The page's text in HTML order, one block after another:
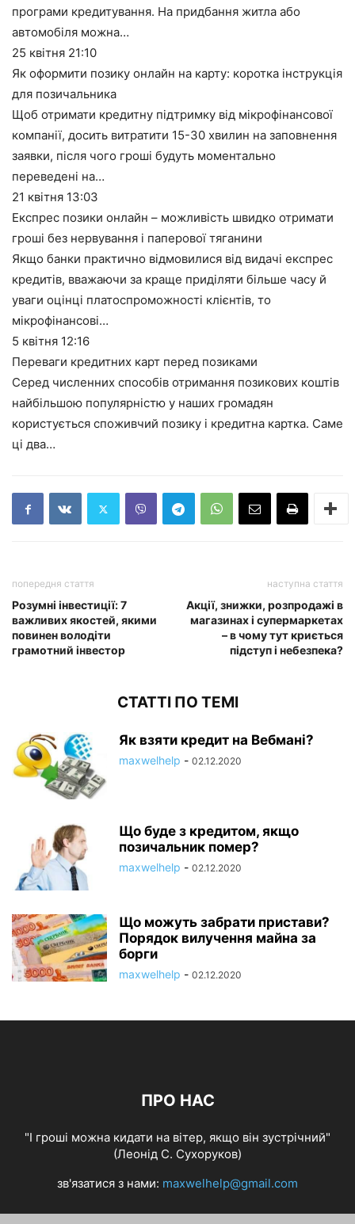
програми кредитування. На придбання житла або
автомобіля можна…
25 квітня 21:10
Як оформити позику онлайн на карту: коротка інструкція
для позичальника
Щоб отримати кредитну підтримку від мікрофінансової
компанії, досить витратити 15-30 хвилин на заповнення
заявки, після чого гроші будуть моментально
переведені на…
21 квітня 13:03
Експрес позики онлайн – можливість швидко отримати
гроші без нервування і паперової тяганини
Якщо банки практично відмовилися від видачі експрес
кредитів, вважаючи за краще приділяти більше часу й
уваги оцінці платоспроможності клієнтів, то
мікрофінансові…
5 квітня 12:16
Переваги кредитних карт перед позиками
Серед численних способів отримання позикових коштів
найбільшою популярністю у наших громадян
користується споживчий позику і кредитна картка. Саме
ці два…
попередня стаття
Розумні інвестиції: 7
важливих якостей, якими
повинен володіти
грамотний інвестор
наступна стаття
Акції, знижки, розпродажі в
магазинах і супермаркетах
– в чому тут криється
підступ і небезпека?
СТАТТІ ПО ТЕМІ
Як взяти кредит на Вебмані?
maxwelhelp - 02.12.2020
Що буде з кредитом, якщо
позичальник помер?
maxwelhelp - 02.12.2020
Що можуть забрати пристави?
Порядок вилучення майна за
борги
maxwelhelp - 02.12.2020
ПРО НАС
"І гроші можна кидати на вітер, якщо він зустрічний"
(Леонід С. Сухоруков)
зв'язатися з нами: maxwelhelp@gmail.com